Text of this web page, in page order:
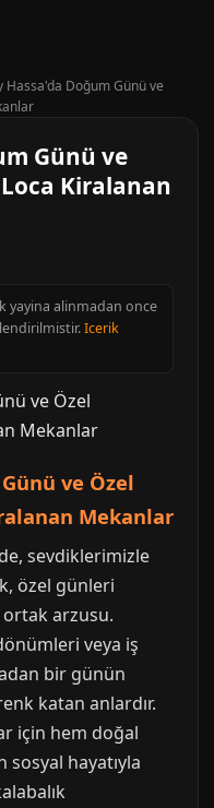
Hassa'da Doğum Günü ve
Günü ve
Kiralanan
yayina alinmadan once
Icerik
ve Özel
Mekanlar
sevdiklerimizle
özel günleri
arzusu.
veya iş
bir günün
katan anlardır.
için hem doğal
hayatıyla